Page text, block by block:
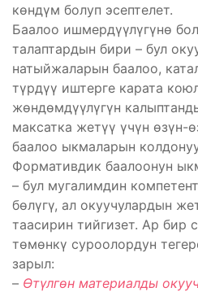
көндүм болуп эсептелет.
Баалоо ишмердүүлүгүнө
талаптардын бири – бул
натыйжаларын баалоо,
түрдүү иштерге карата
жөндөмдүүлүгүн
максатка жетүү үчүн өзүн-
баалоо ыкмаларын
Формативдик баалоонун
– бул мугалимдин
бөлүгү, ал окуучулардын
таасирин тийгизет. Ар бир
төмөнкү суроолордун
зарыл:
– Өтүлгөн материалды